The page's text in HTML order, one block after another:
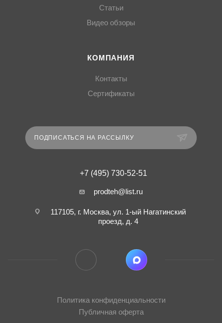
Статьи
Видео обзоры
КОМПАНИЯ
Контакты
Сертификаты
ПОДПИСАТЬСЯ НА РАССЫЛКУ
+7 (495) 730-52-51
prodteh@list.ru
117105, г. Москва, ул. 1-ый Нагатинский
проезд, д. 4
Политика конфиденциальности
Публичная оферта